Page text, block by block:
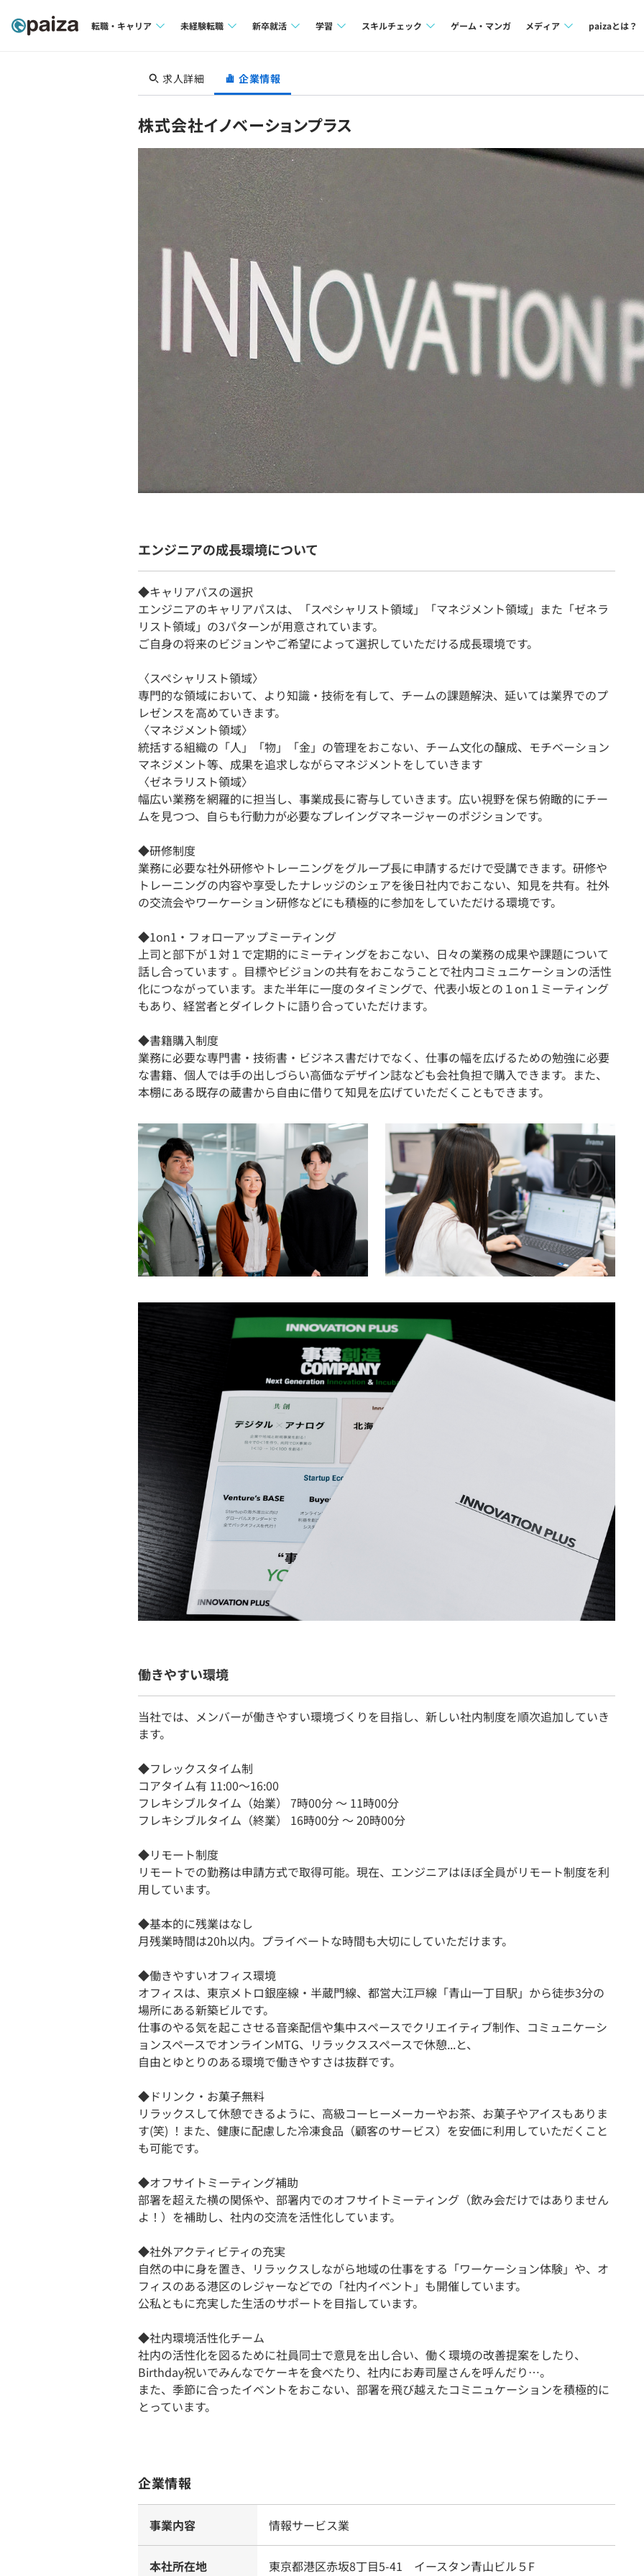
転職・キャリア
転職成功ガイド
未経験転職
求人検索
転職成功ガイド
新卒就活
本選考
新卒エージェント
イベント・セミナー
インタビュー
就活成功ガイド
学習
4択課題
法人向けプラン
学校向けプラン
契約内容・クーポン
スキルチェック ゲーム・マンガ メディア paizaとは？
求人詳細 企業情報
株式会社イノベーションプラス
エンジニアの成長環境について
◆キャリアパスの選択
エンジニアのキャリアパスは、「スペシャリスト領域」「マネジメント領域」また「ゼネラ
リスト領域」の3パターンが用意されています。
ご自身の将来のビジョンやご希望によって選択していただける成長環境です。
〈スペシャリスト領域〉
専⾨的な領域において、より知識・技術を有して、チームの課題解決、延いては業界でのプ
レゼンスを⾼めていきます。
〈マネジメント領域〉
統括する組織の「⼈」「物」「⾦」の管理をおこない、チーム⽂化の醸成、モチベーション
マネジメント等、成果を追求しながらマネジメントをしていきます
〈ゼネラリスト領域〉
幅広い業務を網羅的に担当し、事業成⻑に寄与していきます。広い視野を保ち俯瞰的にチー
ムを⾒つつ、⾃らも⾏動⼒が必要なプレイングマネージャーのポジションです。
◆研修制度
業務に必要な社外研修やトレーニングをグループ長に申請するだけで受講できます。研修や
トレーニングの内容や享受したナレッジのシェアを後日社内でおこない、知見を共有。社外
の交流会やワーケーション研修などにも積極的に参加をしていただける環境です。
◆1on1・フォローアップミーティング
上司と部下が１対１で定期的にミーティングをおこない、日々の業務の成果や課題について
話し合っています 。目標やビジョンの共有をおこなうことで社内コミュニケーションの活性
化につながっています。また半年に一度のタイミングで、代表小坂との１on１ミーティング
もあり、経営者とダイレクトに語り合っていただけます。
◆書籍購入制度
業務に必要な専門書・技術書・ビジネス書だけでなく、仕事の幅を広げるための勉強に必要
な書籍、個人では手の出しづらい高価なデザイン誌なども会社負担で購入できます。また、
本棚にある既存の蔵書から自由に借りて知見を広げていただくこともできます。
働きやすい環境
当社では、メンバーが働きやすい環境づくりを目指し、新しい社内制度を順次追加していき
ます。
◆フレックスタイム制
コアタイム有 11:00〜16:00
フレキシブルタイム（始業） 7時00分 〜 11時00分
フレキシブルタイム（終業） 16時00分 〜 20時00分
◆リモート制度
リモートでの勤務は申請方式で取得可能。現在、エンジニアはほぼ全員がリモート制度を利
用しています。
◆基本的に残業はなし
月残業時間は20h以内。プライベートな時間も大切にしていただけます。
◆働きやすいオフィス環境
オフィスは、東京メトロ銀座線・半蔵門線、都営大江戸線「青山一丁目駅」から徒歩3分の
場所にある新築ビルです。
仕事のやる気を起こさせる音楽配信や集中スペースでクリエイティブ制作、コミュニケーシ
ョンスペースでオンラインMTG、リラックススペースで休憩...と、
自由とゆとりのある環境で働きやすさは抜群です。
◆ドリンク・お菓子無料
リラックスして休憩できるように、高級コーヒーメーカーやお茶、お菓子やアイスもありま
す(笑) ！また、健康に配慮した冷凍食品（顧客のサービス）を安価に利用していただくこと
も可能です。
◆オフサイトミーティング補助
部署を超えた横の関係や、部署内でのオフサイトミーティング（飲み会だけではありません
よ！）を補助し、社内の交流を活性化しています。
◆社外アクティビティの充実
自然の中に身を置き、リラックスしながら地域の仕事をする「ワーケーション体験」や、オ
フィスのある港区のレジャーなどでの「社内イベント」も開催しています。
公私ともに充実した生活のサポートを目指しています。
◆社内環境活性化チーム
社内の活性化を図るために社員同士で意見を出し合い、働く環境の改善提案をしたり、
Birthday祝いでみんなでケーキを食べたり、社内にお寿司屋さんを呼んだり…。
また、季節に合ったイベントをおこない、部署を飛び越えたコミニュケーションを積極的に
とっています。
企業情報
事業内容 情報サービス業
本社所在地 東京都港区赤坂8丁目5-41 イースタン青山ビル５F